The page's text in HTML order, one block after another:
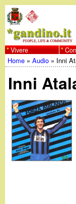
al
w
w
w
g
Vivere
Tu
sei
qui
Home »Audio » Inni
Inni